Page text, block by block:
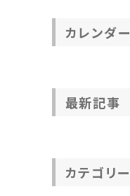
カレンダー
最新記事
カテゴリー